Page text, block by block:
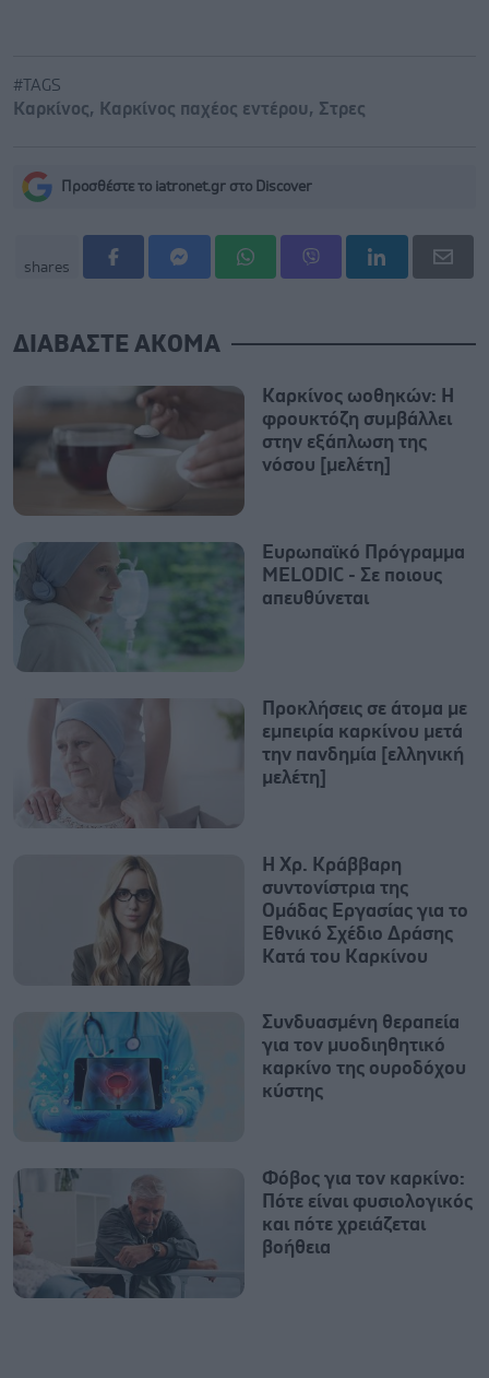
#TAGS
Καρκίνος, Καρκίνος παχέος εντέρου, Στρες
Προσθέστε το iatronet.gr στο Discover
shares
ΔΙΑΒΑΣΤΕ ΑΚΟΜΑ
Καρκίνος ωοθηκών: Η
φρουκτόζη συμβάλλει
στην εξάπλωση της
νόσου [μελέτη]
Ευρωπαϊκό Πρόγραμμα
MELODIC - Σε ποιους
απευθύνεται
Προκλήσεις σε άτομα με
εμπειρία καρκίνου μετά
την πανδημία [ελληνική
μελέτη]
Η Χρ. Κράββαρη
συντονίστρια της
Ομάδας Εργασίας για το
Εθνικό Σχέδιο Δράσης
Κατά του Καρκίνου
Συνδυασμένη θεραπεία
για τον μυοδιηθητικό
καρκίνο της ουροδόχου
κύστης
Φόβος για τον καρκίνο:
Πότε είναι φυσιολογικός
και πότε χρειάζεται
βοήθεια